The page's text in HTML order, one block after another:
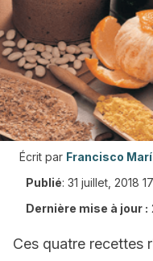
Écrit par Francisco
Publié: 31 juillet, 2018
Dernière mise à jour :
Ces quatre recettes